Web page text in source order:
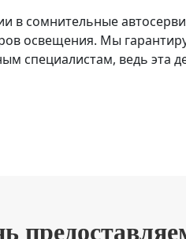
в сомнительные
освещения. Мы
специалистам, ведь эта